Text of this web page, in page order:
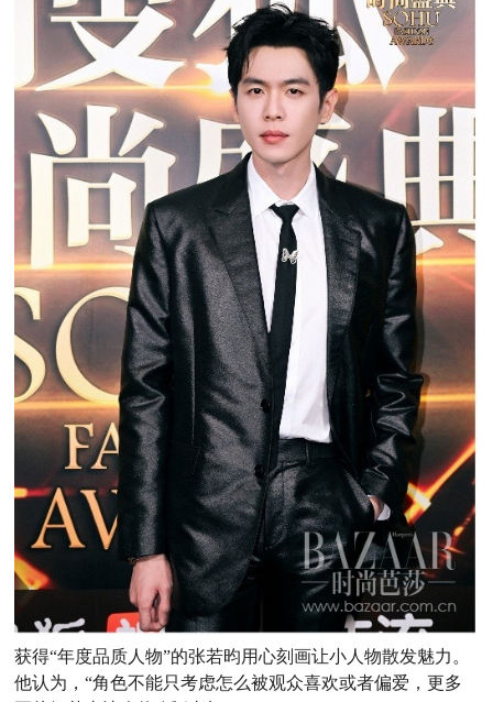
获得“年度品质人物”的张若昀用心刻画让小人物散发魅力。
他认为，“角色不能只考虑怎么被观众喜欢或者偏爱，更多